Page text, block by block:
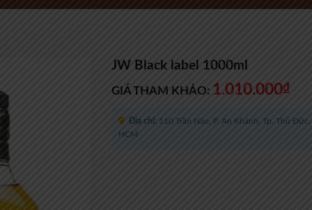
JW Black label 1000ml
GIÁ THAM KHẢO: 1.010.000₫
Địa chỉ: 110 Trần Não, P. An Khánh, Tp. Thủ Đức,
HCM